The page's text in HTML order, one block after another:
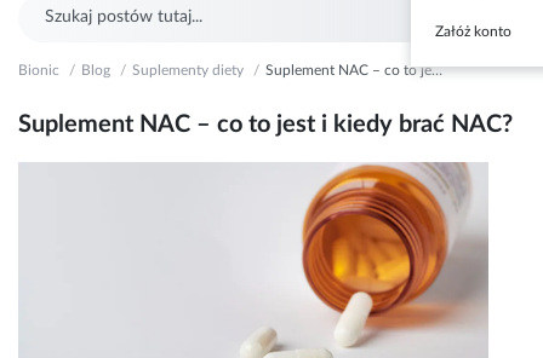
Załóż konto
Bionic Blog Suplementy diety Suplement NAC – co to jest i kiedy brać NAC?
Suplement NAC – co to jest i kiedy brać NAC?